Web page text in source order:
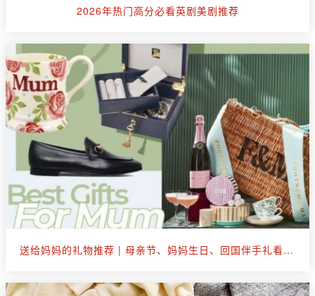
2026年热门高分必看英剧美剧推荐
送给妈妈的礼物推荐 | 母亲节、妈妈生日、回国伴手礼看这篇就够了